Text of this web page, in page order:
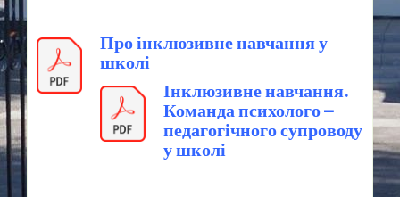
Про інклюзивне навчання у
школі
Інклюзивне навчання.
Команда психолого –
педагогічного супроводу
у школі